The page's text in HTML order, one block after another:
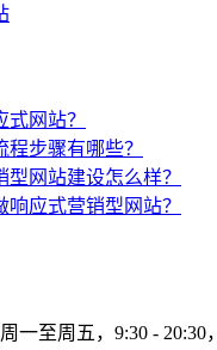
网站？
程步骤有哪些？
型网站建设怎么样？
响应式营销型网站？
一至周五，9:30 - 20:30